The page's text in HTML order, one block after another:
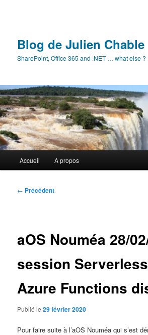
Blog de Julien Chable
SharePoint, Office 365 and .NET … what else ?
principal
Accueil A propos
Navigation
← Précédent
aOS Nouméa 28/
session
Azure Functions
Publié le29 février 2020
Pour faire suite à l’aOS Nouméa qui s’est